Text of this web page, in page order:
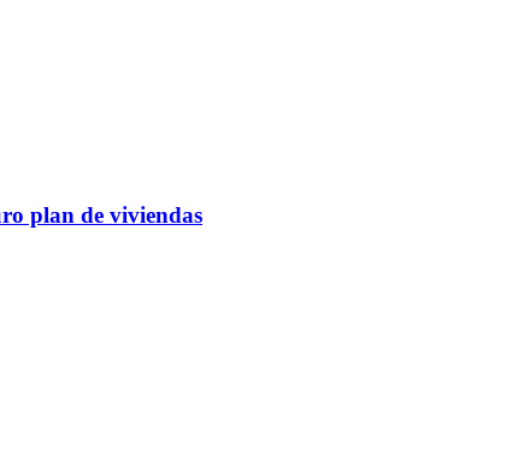
plan de viviendas